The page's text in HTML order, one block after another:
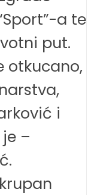
a te
put.
otkucano,
i
–